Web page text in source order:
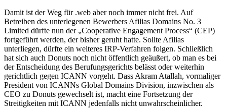
Damit ist der Weg für .web aber noch immer nicht frei. Auf
Betreiben des unterlegenen Bewerbers Afilias Domains No. 3
Limited dürfte nun der „Cooperative Engagement Process“ (CEP)
fortgeführt werden, der bisher geruht hatte. Sollte Afilias
unterliegen, dürfte ein weiteres IRP-Verfahren folgen. Schließlich
hat sich auch Donuts noch nicht öffentlich geäußert, ob man es bei
der Entscheidung des Berufungsgerichts belässt oder weiterhin
gerichtlich gegen ICANN vorgeht. Dass Akram Atallah, vormaliger
President von ICANNs Global Domains Division, inzwischen als
CEO zu Donuts gewechselt ist, macht eine Fortsetzung der
Streitigkeiten mit ICANN jedenfalls nicht unwahrscheinlicher.